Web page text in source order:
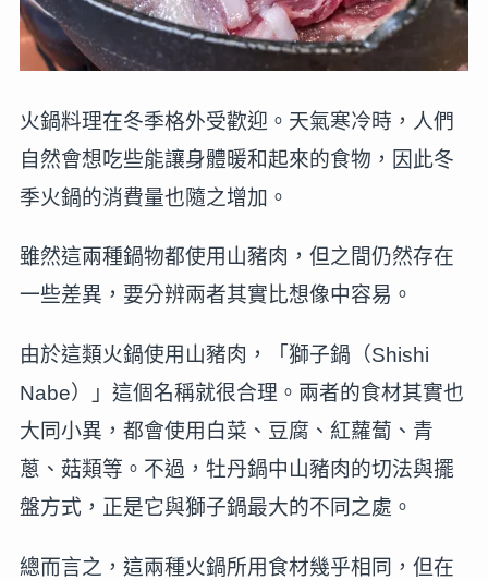
火鍋料理在冬季格外受歡迎。天氣寒冷時，人們
自然會想吃些能讓身體暖和起來的食物，因此冬
季火鍋的消費量也隨之增加。
雖然這兩種鍋物都使用山豬肉，但之間仍然存在
一些差異，要分辨兩者其實比想像中容易。
由於這類火鍋使用山豬肉，「獅子鍋（Shishi
Nabe）」這個名稱就很合理。兩者的食材其實也
大同小異，都會使用白菜、豆腐、紅蘿蔔、青
蔥、菇類等。不過，牡丹鍋中山豬肉的切法與擺
盤方式，正是它與獅子鍋最大的不同之處。
總而言之，這兩種火鍋所用食材幾乎相同，但在